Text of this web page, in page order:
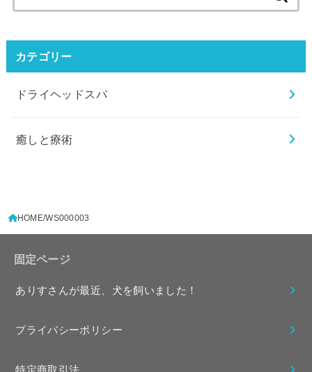
索:
カテゴリー
ドライヘッドスパ
癒しと療術
HOME WS000003
固定ページ
ありすさんが最近、犬を飼いました！
プライバシーポリシー